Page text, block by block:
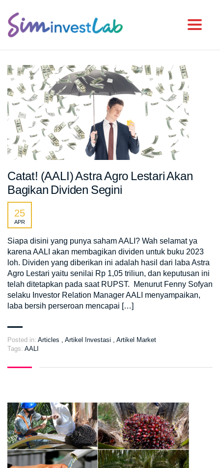
Catat! (AALI) Astra Agro Lestari Akan
Bagikan Dividen Segini
25
APR
Siapa disini yang punya saham AALI? Wah selamat ya
karena AALI akan membagikan dividen untuk buku 2023
loh. Dividen yang diberikan ini adalah hasil dari laba Astra
Agro Lestari yaitu senilai Rp 1,05 triliun, dan keputusan ini
telah ditetapkan pada saat RUPST. Menurut Fenny Sofyan
selaku Investor Relation Manager AALI menyampaikan,
laba bersih perseroan mencapai […]
Posted in: Articles Artikel Investasi
Artikel Market
Tags: AALI